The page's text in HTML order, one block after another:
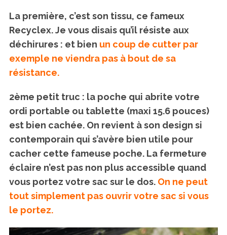
La première, c’est son tissu, ce fameux
Recyclex. Je vous disais qu’il résiste aux
déchirures : et bien un coup de cutter par
exemple ne viendra pas à bout de sa
résistance.
2ème petit truc : la poche qui abrite votre
ordi portable ou tablette (maxi 15.6 pouces)
est bien cachée. On revient à son design si
contemporain qui s’avère bien utile pour
cacher cette fameuse poche. La fermeture
éclaire n’est pas non plus accessible quand
vous portez votre sac sur le dos. On ne peut
tout simplement pas ouvrir votre sac si vous
le portez.